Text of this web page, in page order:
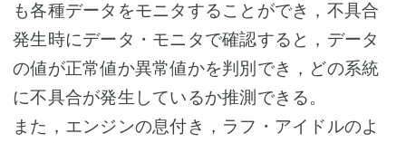
も各種データをモニタすることができ，不具合
発生時にデータ・モニタで確認すると，データ
の値が正常値か異常値かを判別でき，どの系統
に不具合が発生しているか推測できる。
また，エンジンの息付き，ラフ・アイドルのよ